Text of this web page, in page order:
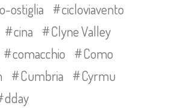
ostiglia
cicloviavento
cina
Clyne Valley
comacchio
Como
Cumbria
Cyrmu
dday